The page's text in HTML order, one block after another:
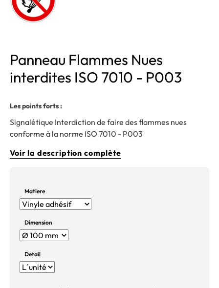
Panneau Flammes Nues
interdites ISO 7010 - P003
Les points forts :
Signalétique Interdiction de faire des flammes nues
conforme à la norme ISO 7010 - P003
Voir la description complète
Matiere
Dimension
Detail